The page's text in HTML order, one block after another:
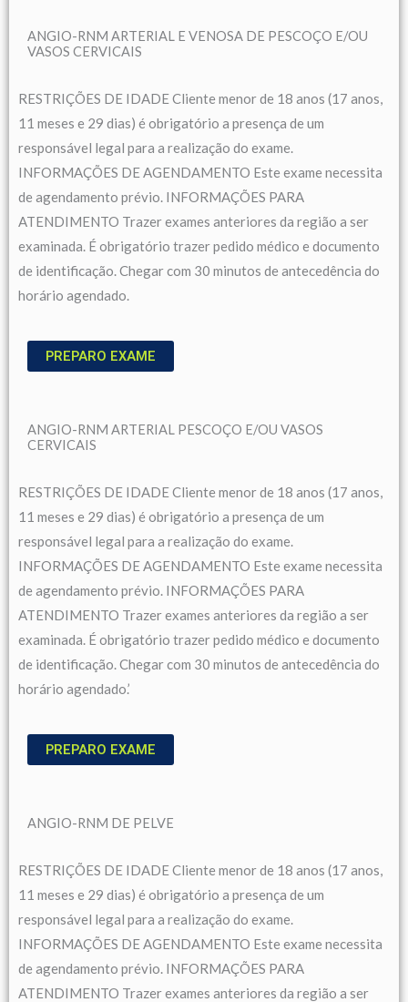
ANGIO-RNM ARTERIAL E VENOSA DE PESCOÇO E/OU
VASOS CERVICAIS
RESTRIÇÕES DE IDADE Cliente menor de 18 anos (17 anos,
11 meses e 29 dias) é obrigatório a presença de um
responsável legal para a realização do exame.
INFORMAÇÕES DE AGENDAMENTO Este exame necessita
de agendamento prévio. INFORMAÇÕES PARA
ATENDIMENTO Trazer exames anteriores da região a ser
examinada. É obrigatório trazer pedido médico e documento
de identificação. Chegar com 30 minutos de antecedência do
horário agendado.
PREPARO EXAME
ANGIO-RNM ARTERIAL PESCOÇO E/OU VASOS
CERVICAIS
RESTRIÇÕES DE IDADE Cliente menor de 18 anos (17 anos,
11 meses e 29 dias) é obrigatório a presença de um
responsável legal para a realização do exame.
INFORMAÇÕES DE AGENDAMENTO Este exame necessita
de agendamento prévio. INFORMAÇÕES PARA
ATENDIMENTO Trazer exames anteriores da região a ser
examinada. É obrigatório trazer pedido médico e documento
de identificação. Chegar com 30 minutos de antecedência do
horário agendado.’
PREPARO EXAME
ANGIO-RNM DE PELVE
RESTRIÇÕES DE IDADE Cliente menor de 18 anos (17 anos,
11 meses e 29 dias) é obrigatório a presença de um
responsável legal para a realização do exame.
INFORMAÇÕES DE AGENDAMENTO Este exame necessita
de agendamento prévio. INFORMAÇÕES PARA
ATENDIMENTO Trazer exames anteriores da região a ser